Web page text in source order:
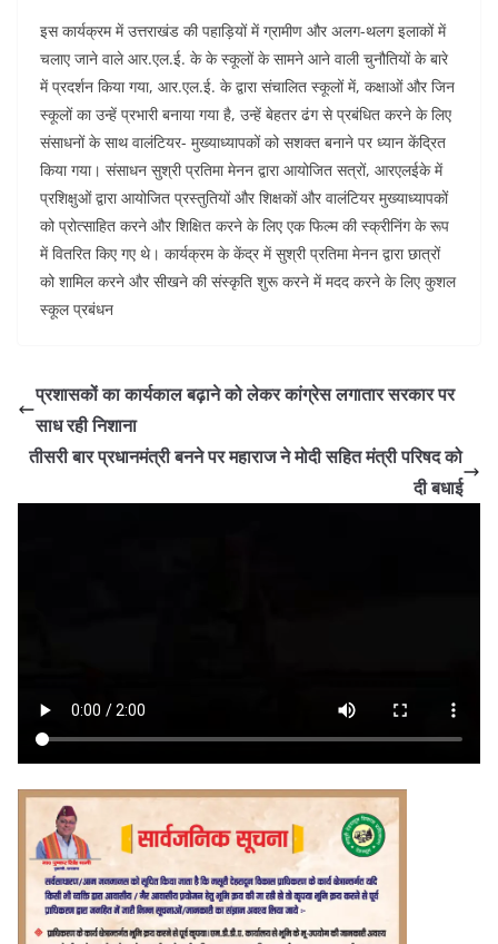
इस कार्यक्रम में उत्तराखंड की पहाड़ियों में ग्रामीण और अलग-थलग इलाकों में
चलाए जाने वाले आर.एल.ई. के के स्कूलों के सामने आने वाली चुनौतियों के बारे
में प्रदर्शन किया गया, आर.एल.ई. के द्वारा संचालित स्कूलों में, कक्षाओं और जिन
स्कूलों का उन्हें प्रभारी बनाया गया है, उन्हें बेहतर ढंग से प्रबंधित करने के लिए
संसाधनों के साथ वालंटियर- मुख्याध्यापकों को सशक्त बनाने पर ध्यान केंद्रित
किया गया। संसाधन सुश्री प्रतिमा मेनन द्वारा आयोजित सत्रों, आरएलईके में
प्रशिक्षुओं द्वारा आयोजित प्रस्तुतियों और शिक्षकों और वालंटियर मुख्याध्यापकों
को प्रोत्साहित करने और शिक्षित करने के लिए एक फिल्म की स्क्रीनिंग के रूप
में वितरित किए गए थे। कार्यक्रम के केंद्र में सुश्री प्रतिमा मेनन द्वारा छात्रों
को शामिल करने और सीखने की संस्कृति शुरू करने में मदद करने के लिए कुशल
स्कूल प्रबंधन
प्रशासकों का कार्यकाल बढ़ाने को लेकर कांग्रेस लगातार सरकार पर
साध रही निशाना
तीसरी बार प्रधानमंत्री बनने पर महाराज ने मोदी सहित मंत्री परिषद को
दी बधाई